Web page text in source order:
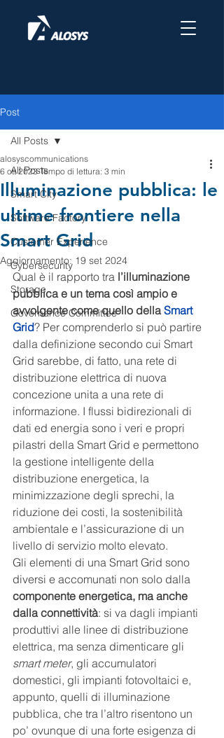
Post
All Posts
Smart City
Software Factory
Customer Experience
Cybersecurity
Storage
Governance Committee
All Posts
Illuminazione pubblica: le
ultime frontiere nella
Smart Grid
alosyscommunications
6 ott 2023 Tempo di lettura: 3 min
Aggiornamento: 19 set 2024
Qual è il rapporto tra l’illuminazione
pubblica e un tema così ampio e
avvolgente come quello della Smart
Grid? Per comprenderlo si può partire
dalla definizione secondo cui Smart
Grid sarebbe, di fatto, una rete di
distribuzione elettrica di nuova
concezione unita a una rete di
informazione. I flussi bidirezionali di
dati ed energia sono i veri e propri
pilastri della Smart Grid e permettono
la gestione intelligente della
distribuzione energetica, la
minimizzazione degli sprechi, la
riduzione dei costi, la sostenibilità
ambientale e l’assicurazione di un
livello di servizio molto elevato.
Gli elementi di una Smart Grid sono
diversi e accomunati non solo dalla
componente energetica, ma anche
dalla connettività: si va dagli impianti
produttivi alle linee di distribuzione
elettrica, ma senza dimenticare gli
smart meter, gli accumulatori
domestici, gli impianti fotovoltaici e,
appunto, quelli di illuminazione
pubblica, che tra l’altro risentono un
po’ ovunque di una forte esigenza di